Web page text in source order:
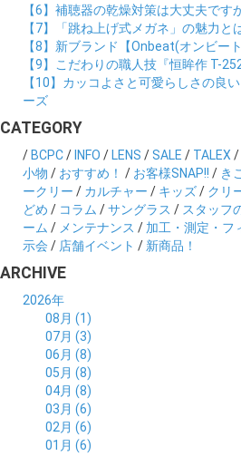
【6】補聴器の乾燥対策は大丈夫です
【7】「跳ね上げ式メガネ」の魅力と
【8】新ブランド【Onbeat(オンビート
【9】こだわりの職人技『恒眸作 T-252
【10】カッコよさと可愛らしさの良
ーズ
CATEGORY
/BCPC/INFO /LENS /SALE / TALEX /
小物 / おすすめ！ / お客様SNAP!! / き
ークリー / カルチャー / キッズ/ クリ
どめ / コラム /サングラス / スタッフ
ーム / メンテナンス / 加工・測定・フ
示会 / 店舗イベント / 新商品！
ARCHIVE
2026年
08月 (1)
07月 (3)
06月 (8)
05月 (8)
04月 (8)
03月 (6)
02月 (6)
01月 (6)